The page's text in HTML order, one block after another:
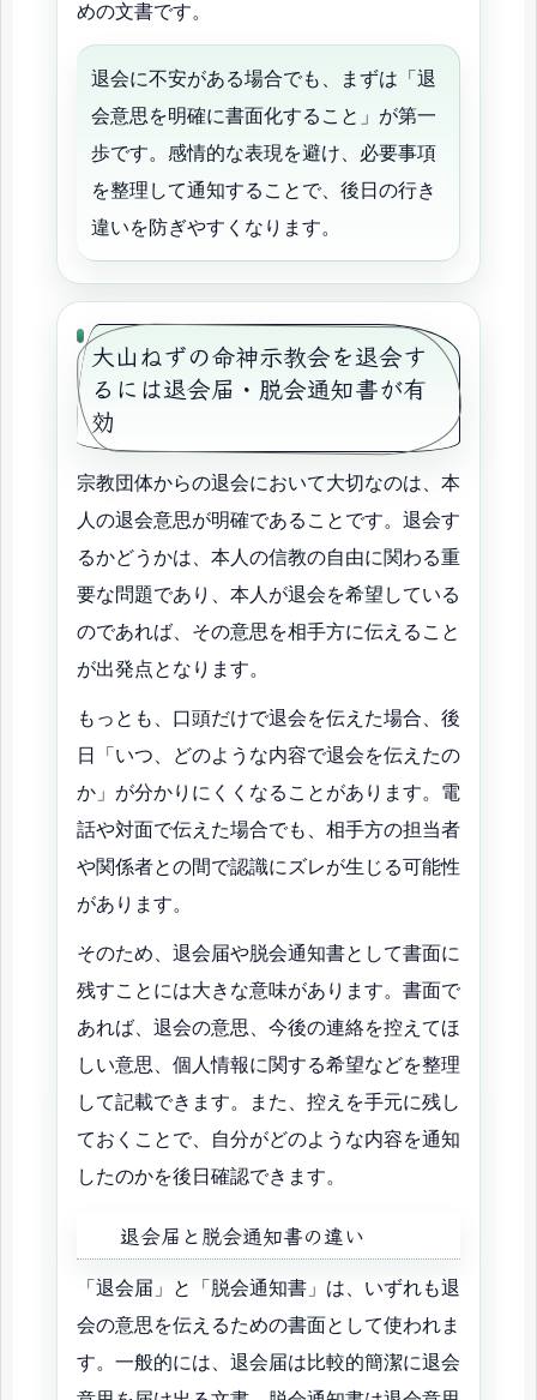
めの文書です。
退会に不安がある場合でも、まずは「退
会意思を明確に書面化すること」が第一
歩です。感情的な表現を避け、必要事項
を整理して通知することで、後日の行き
違いを防ぎやすくなります。
大山ねずの命神示教会を退会す
るには退会届・脱会通知書が有
効
宗教団体からの退会において大切なのは、本
人の退会意思が明確であることです。退会す
るかどうかは、本人の信教の自由に関わる重
要な問題であり、本人が退会を希望している
のであれば、その意思を相手方に伝えること
が出発点となります。
もっとも、口頭だけで退会を伝えた場合、後
日「いつ、どのような内容で退会を伝えたの
か」が分かりにくくなることがあります。電
話や対面で伝えた場合でも、相手方の担当者
や関係者との間で認識にズレが生じる可能性
があります。
そのため、退会届や脱会通知書として書面に
残すことには大きな意味があります。書面で
あれば、退会の意思、今後の連絡を控えてほ
しい意思、個人情報に関する希望などを整理
して記載できます。また、控えを手元に残し
ておくことで、自分がどのような内容を通知
したのかを後日確認できます。
退会届と脱会通知書の違い
「退会届」と「脱会通知書」は、いずれも退
会の意思を伝えるための書面として使われま
す。一般的には、退会届は比較的簡潔に退会